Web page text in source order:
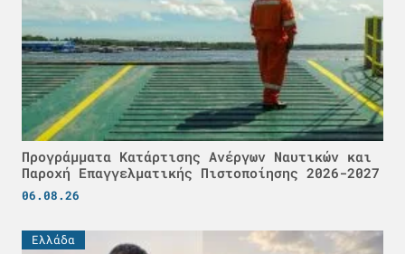
Προγράμματα Κατάρτισης Ανέργων Ναυτικών και
Παροχή Επαγγελματικής Πιστοποίησης 2026-2027
06.08.26
Ελλάδα